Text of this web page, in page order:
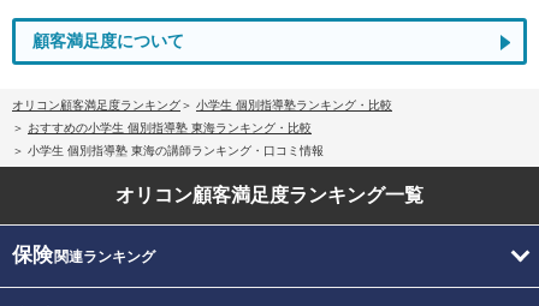
顧客満足度について
オリコン顧客満足度ランキング
小学生 個別指導塾ランキング・比較
おすすめの小学生 個別指導塾 東海ランキング・比較
小学生 個別指導塾 東海の講師ランキング・口コミ情報
オリコン顧客満足度ランキング一覧
保険関連ランキング